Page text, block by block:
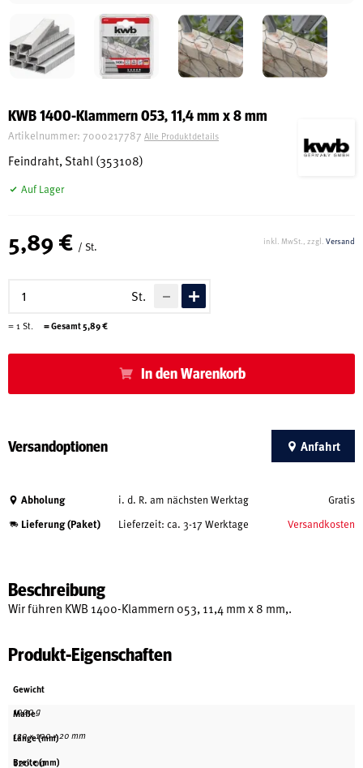
Schreinerei
Ausstellung
Kataloge
Über uns
Geschichte
KWB 1400-Klammern 053, 11,4 mm x 8 mm
Artikelnummer: 7000217787 Alle Produktdetails
Feindraht, Stahl (353108)
Auf Lager
5,89 € / St. inkl. MwSt., zzgl. Versand
St.
= 1 St. = Gesamt5,89€
In den Warenkorb
Versandoptionen Anfahrt
Abholung i. d. R. am nächsten Werktag Gratis
Lieferung (Paket) Lieferzeit: ca. 3-17 Werktage Versandkosten
Beschreibung
Wir führen KWB 1400-Klammern 053, 11,4 mm x 8 mm,.
Produkt-Eigenschaften
Gewicht
1000 g
Maße
120 × 100 × 20 mm
Länge (mm)
120.00
Breite (mm)